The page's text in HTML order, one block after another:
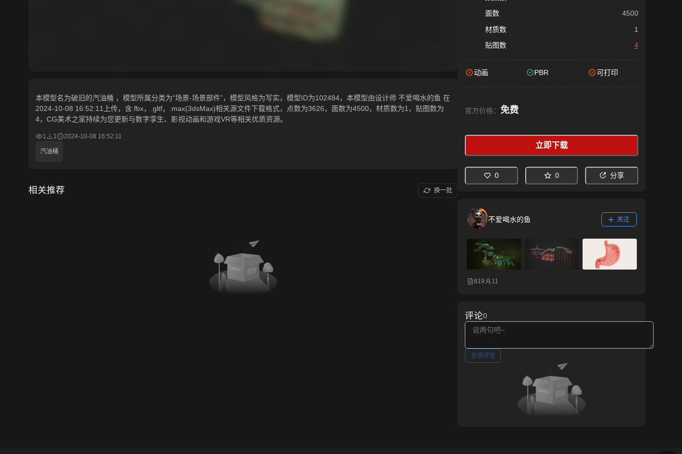
本模型名为破旧的汽油桶 ，模型所属分类为“场景-场景部件”，模型风格为写实，模型ID为102484，本模型由设计师 不爱喝水的鱼 在
2024-10-08 16:52:11上传，含.fbx，.gltf，.max(3dsMax)相关源文件下载格式，点数为3626，面数为4500，材质数为1，贴图数为
4，CG美术之家持续为您更新与数字孪生、影视动画和游戏VR等相关优质资源。
1 1 2024-10-08 16:52:11
汽油桶
相关推荐 换一批
面数
4500
材质数
1
贴图数
4
动画 PBR 可打印
官方价格： 免费
立即下载
0 0 分享
不爱喝水的鱼 关注
819 11
评论0
发表评论